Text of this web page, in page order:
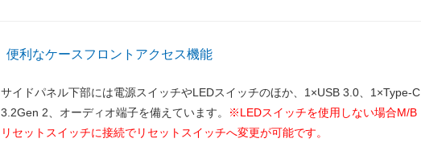
便利なケースフロントアクセス機能
サイドパネル下部には電源スイッチやLEDスイッチのほか、1×USB 3.0、1×Type-C
3.2Gen 2、オーディオ端子を備えています。
※LEDスイッチを使用しない場合M/B
リセットスイッチに接続でリセットスイッチへ変更が可能です。